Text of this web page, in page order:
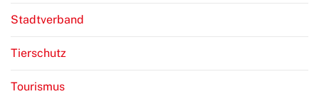
Stadtverband
Tierschutz
Tourismus